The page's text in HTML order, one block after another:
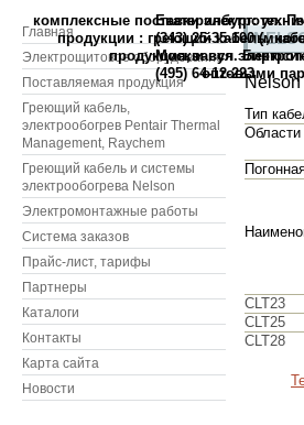
комплексные поставки
продукции : греющий кабель,
продукция, и вся
оптовыми
Екатеринбург: ул.
(343) 25-35-100
Москва: ул.
(495) 64-12-223
Главная
Электрощитовое оборудование
Поставляемая продукция
Греющий кабель,
электрообогрев Pentair Thermal
Management, Raychem
Греющий кабель и системы
электрообогрева Nelson
Электромонтажные работы
Система заказов
Прайс-лист, тарифы
Партнеры
Каталоги
Контакты
Карта сайта
Новости
Nelson
Тип
Области
СLT23
СLT25
СLT28